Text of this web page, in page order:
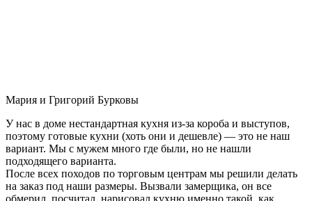
Мария и Григорий Бурковы
У нас в доме нестандартная кухня из-за короба и выступов,
поэтому готовые кухни (хоть они и дешевле) — это не наш
вариант. Мы с мужем много где были, но не нашли
подходящего варианта.
После всех походов по торговым центрам мы решили делать
на заказ под наши размеры. Вызвали замерщика, он все
обмерил, посчитал, нарисовал кухню именно такой, как